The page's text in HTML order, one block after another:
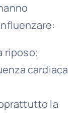
riposo;
cardiaca
la